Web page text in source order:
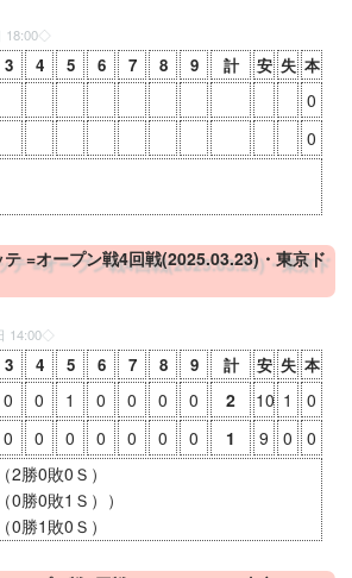
18:00 ◇
3 4 5 6 7 8 9 計 安 失 本
0
0
=オープン戦4回戦(2025.03.23)・東京ド
14:00 ◇
3 4 5 6 7 8 9 計 安 失 本
0 0 1 0 0 0 0 2 10 1
0
0 0 0 0 0 0 0 1 9 0
0
2勝0敗0Ｓ）
0勝0敗1Ｓ））
0勝1敗0Ｓ）